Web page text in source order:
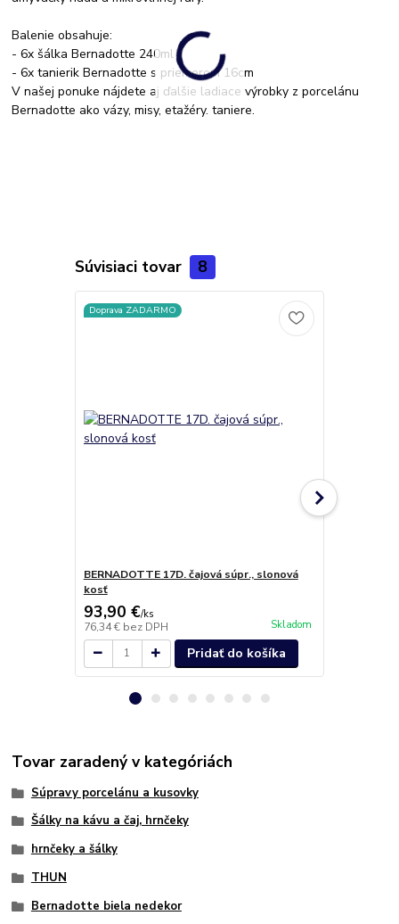
Balenie obsahuje:
- 6x šálka Bernadotte 240ml
- 6x tanierik Bernadotte s priemerom 16cm
V našej ponuke nájdete aj ďalšie ladiace výrobky z porcelánu
Bernadotte ako vázy, misy, etažéry. taniere.
Súvisiaci tovar 8
Doprava ZADARMO
BERNADOTTE 17D. čajová súpr., slonová
kosť
93,90 €/ks
76,34 € bez DPH Skladom
Pridať do košíka
Tovar zaradený v kategóriách
Súpravy porcelánu a kusovky
Šálky na kávu a čaj, hrnčeky
hrnčeky a šálky
THUN
Bernadotte biela nedekor